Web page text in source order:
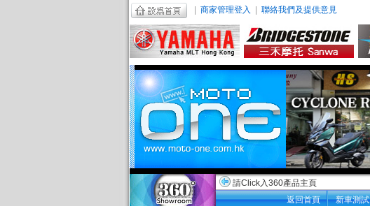
商家管理登入 聯絡我們及提供意見
請Click入360產品主頁
返回首頁
新車測試